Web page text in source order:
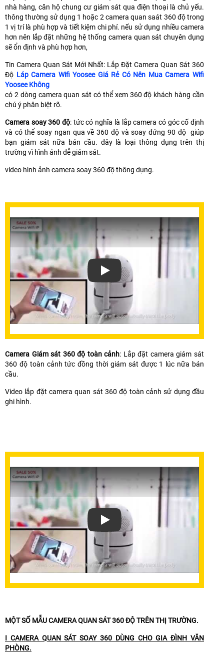
nhà hàng, căn hộ chung cư giám sát qua điện thoại là chủ yếu.
thông thường sử dụng 1 hoặc 2 camera quan saát 360 độ trong
1 vị trí là phù hợp và tiết kiệm chi phí. nếu sử dụng nhiều camera
hơn nên lắp đặt những hệ thống camera quan sát chuyên dụng
sẽ ổn định và phù hợp hơn,
Tin Camera Quan Sát Mới Nhất: Lắp Đặt Camera Quan Sát 360
Độ Láp Camera Wifi Yoosee Giá Rẻ Có Nên Mua Camera Wifi
Yoosee Không
có 2 dòng camera quan sát có thể xem 360 độ khách hàng cần
chú ý phân biệt rõ.
Camera soay 360 độ: tức có nghĩa là lắp camera có góc cố định
và có thể soay ngan qua về 360 độ và soay đứng 90 độ giúp
bạn giám sát nữa bán cầu. đây là loại thông dụng trên thị
trường vì hình ảnh dễ giám sát.
video hình ảnh camera soay 360 độ thông dụng.
Camera Giám sát 360 độ toàn cảnh: Lắp đặt camera giám sát
360 độ toàn cảnh tức đồng thời giám sát được 1 lúc nữa bán
cầu.
Video lắp đặt camera quan sát 360 độ toàn cảnh sử dụng đầu
ghi hình.
MỘT SỐ MẪU CAMERA QUAN SÁT 360 ĐỘ TRÊN THỊ TRƯỜNG.
I CAMERA QUAN SÁT SOAY 360 DÙNG CHO GIA ĐÌNH VĂN
PHÒNG.